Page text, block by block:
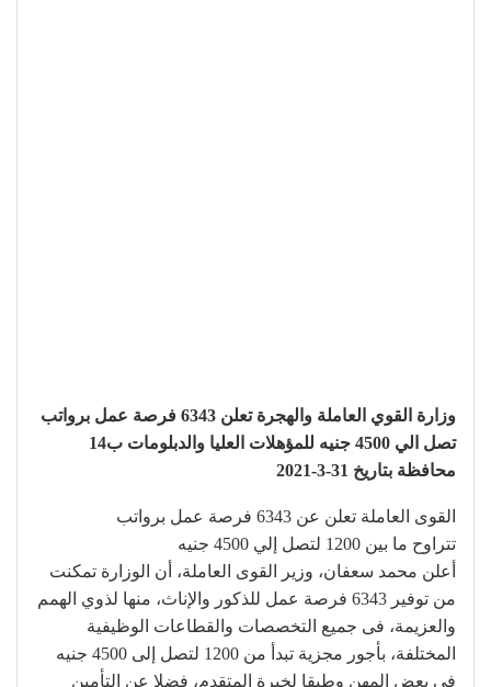
وزارة القوي العاملة والهجرة تعلن 6343 فرصة عمل برواتب
تصل الي 4500 جنيه للمؤهلات العليا والدبلومات ب14
محافظة بتاريخ 31-3-2021
القوى العاملة تعلن عن 6343 فرصة عمل برواتب
تتراوح ما بين 1200 لتصل إلي 4500 جنيه
أعلن محمد سعفان، وزير القوى العاملة، أن الوزارة تمكنت
من توفير 6343 فرصة عمل للذكور والإناث، منها لذوي الهمم
والعزيمة، فى جميع التخصصات والقطاعات الوظيفية
المختلفة، بأجور مجزية تبدأ من 1200 لتصل إلى 4500 جنيه
فى بعض المهن وطبقا لخبرة المتقدم، فضلا عن التأمين